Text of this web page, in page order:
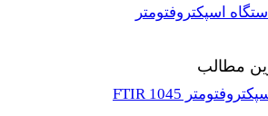
اسپکتروفتومتر
مطالب